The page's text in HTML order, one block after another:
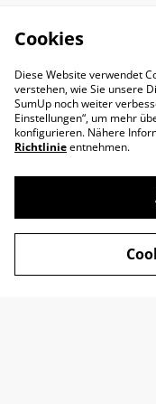
Cookies
Diese Website verwendet
verstehen, wie Sie unsere
SumUp noch weiter
Einstellungen“, um mehr
konfigurieren. Nähere
Richtlinieentnehmen.